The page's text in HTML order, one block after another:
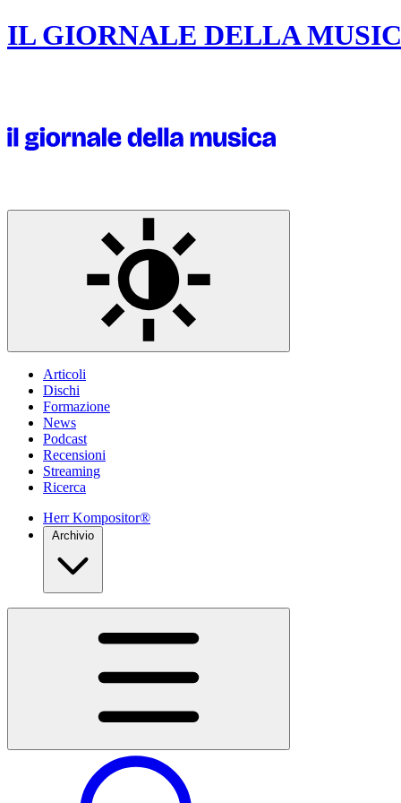
IL GIORNALE DELLA
Articoli
Dischi
Formazione
News
Podcast
Recensioni
Streaming
Ricerca
Herr Kompositor®
Archivio